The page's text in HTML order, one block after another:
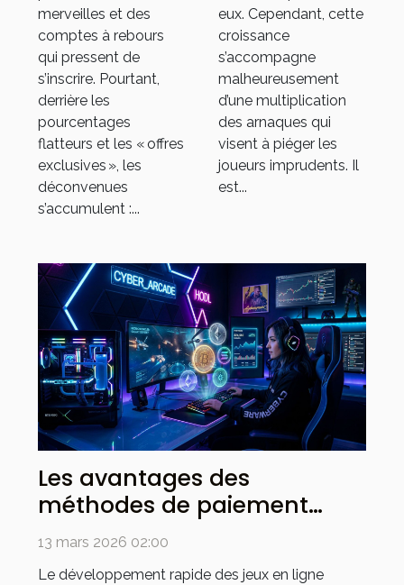
merveilles et des
comptes à rebours
qui pressent de
s’inscrire. Pourtant,
derrière les
pourcentages
flatteurs et les « offres
exclusives », les
déconvenues
s’accumulent :...
eux. Cependant, cette
croissance
s’accompagne
malheureusement
d’une multiplication
des arnaques qui
visent à piéger les
joueurs imprudents. Il
est...
Les avantages des
méthodes de paiement
cryptographiques dans les
jeux en ligne
13 mars 2026 02:00
Le développement rapide des jeux en ligne